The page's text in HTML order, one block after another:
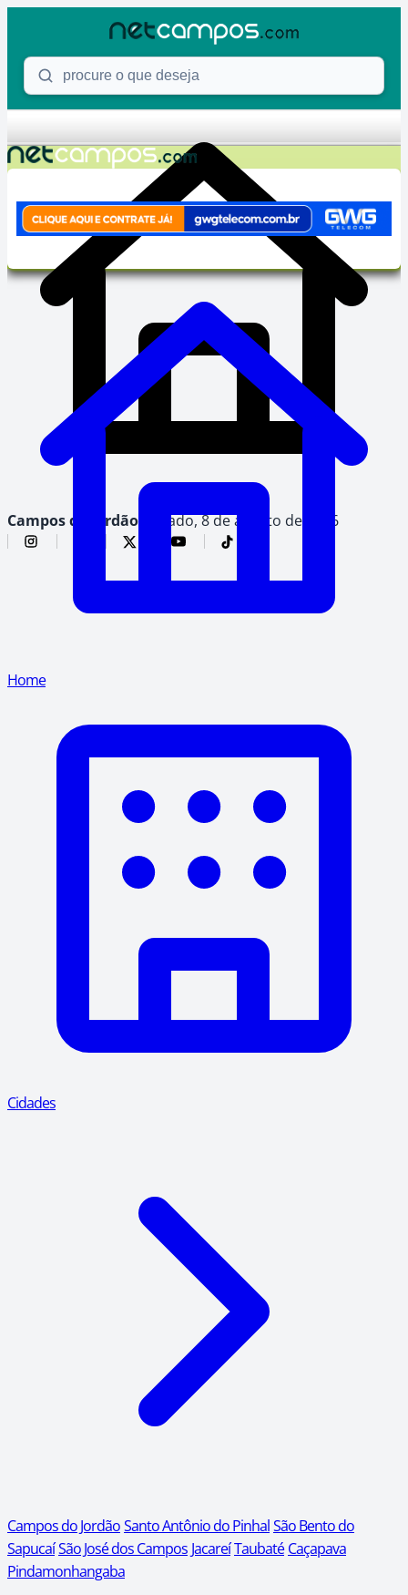
Procure o que deseja
Campos do Jordão, sábado, 8 de agosto de 2026
Home
Cidades
Campos do JordãoSanto Antônio do PinhalSão Bento do
SapucaíSão José dos Campos JacareíTaubaté Caçapava
Pindamonhangaba